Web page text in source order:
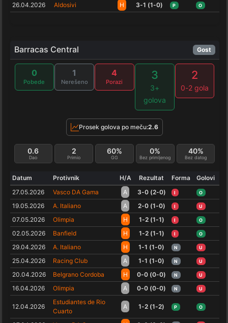
26.04.2026 Aldosivi H 3-1 (1-0) P O
Barracas Central Gost
0
Pobede
1
Nerešeno
4
Porazi
3
3+
golova
2
0-2 gola
Prosek golova po meču:2.6
Dao
0.6
Primio
2
GG
60%
Bez primljenog
0%
Bez datog
40%
Datum Protivnik H/A Rezultat Forma
Golovi
27.05.2026
Vasco DA Gama A 3-0 (2-0) I O
19.05.2026 A. Italiano A 2-0 (1-0) I U
07.05.2026 Olimpia H 1-2 (1-1) I O
02.05.2026 Banfield H 1-2 (1-1) I O
29.04.2026 A. Italiano H 1-1 (1-0) N U
25.04.2026 Racing Club A 1-1 (1-0) N U
20.04.2026 Belgrano Cordoba H 0-0 (0-0) N U
16.04.2026 Olimpia A 0-0 (0-0) N U
12.04.2026
Estudiantes de Rio
Cuarto
A 1-2 (1-2) P O